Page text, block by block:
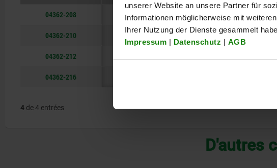
unserer Website an unsere Partner für
Informationen möglicherweise mit
Ihrer Nutzung der Dienste gesammelt
Impressum | Datenschutz | AGB
04362-208 8 35 B
04362-210 10 35 B
04362-212
04362-216
4 de 4 entrées
D'autres